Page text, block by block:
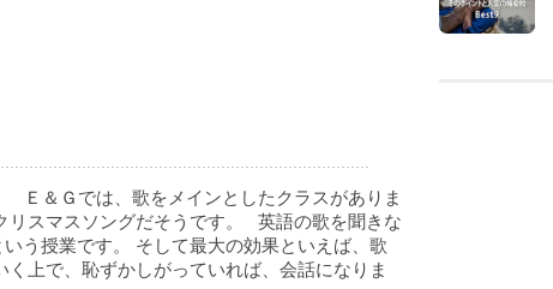
Ｅ＆Ｇでは、歌をメインとしたクラスがありま
リスマスソングだそうです。 英語の歌を聞きな
う授業です。 そして最大の効果といえば、歌
上で、恥ずかしがっていれば、会話になりま